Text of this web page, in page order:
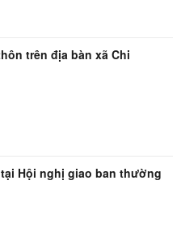
trên địa bàn xã Chi
tại Hội nghị giao ban thường